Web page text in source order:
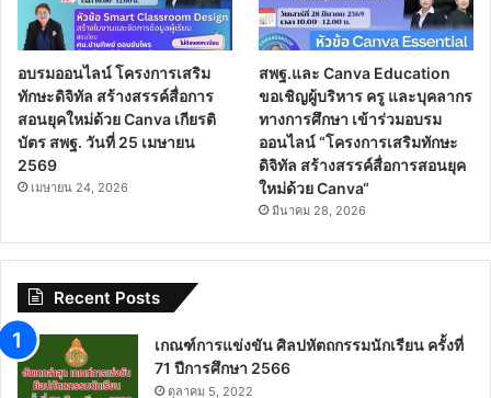
อบรมออนไลน์ โครงการเสริม
ทักษะดิจิทัล สร้างสรรค์สื่อการ
สอนยุคใหม่ด้วย Canva เกียรติ
บัตร สพฐ. วันที่ 25 เมษายน
2569
เมษายน 24, 2026
สพฐ.และ Canva Education
ขอเชิญผู้บริหาร ครู และบุคลากร
ทางการศึกษา เข้าร่วมอบรม
ออนไลน์ “โครงการเสริมทักษะ
ดิจิทัล สร้างสรรค์สื่อการสอนยุค
ใหม่ด้วย Canva“
มีนาคม 28, 2026
Recent Posts
เกณฑ์การแข่งขัน ศิลปหัตถกรรมนักเรียน ครั้งที่
71 ปีการศึกษา 2566
ตุลาคม 5, 2022